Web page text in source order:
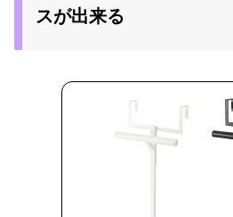
スが出来る